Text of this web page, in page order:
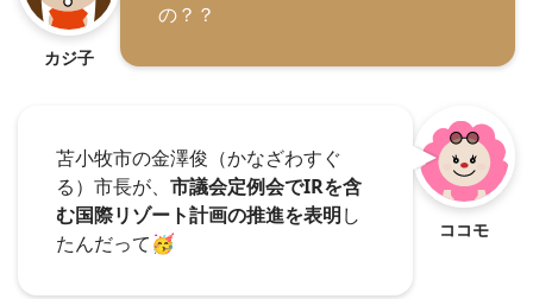
カジ子
の？？
ココモ
苫小牧市の金澤俊（かなざわすぐ
る）市長が、 市議会定例会でIRを含
む国際リゾート計画の推進を表明し
たんだって🥳